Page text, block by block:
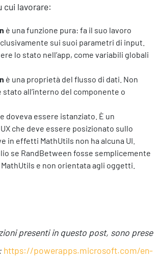
cui lavorare:
è una funzione pura: fa il suo lavoro
sui suoi parametri di input.
lo stato nell’app, come variabili globali
è una proprietà del flusso di dati. Non
stato all’interno del componente o
doveva essere istanziato. È un
che deve essere posizionato sullo
in effetti MathUtils non ha alcuna UI.
se RandBetween fosse semplicemente
e non orientata agli oggetti.
presenti in questo post, sono prese
https://powerapps.microsoft.com/en-